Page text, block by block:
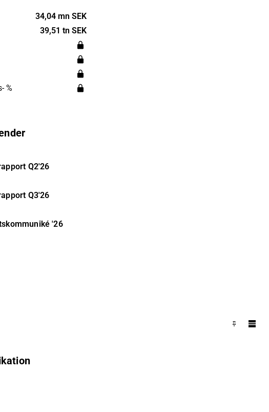
och SaaS-
reklam,
arbetar
kreativt och
riktar sig till kunder
behov av
Thinc
inom Norden.
34,04 mn SEK
39,51 tn SEK
%
Q2'26
Q3'26
'26